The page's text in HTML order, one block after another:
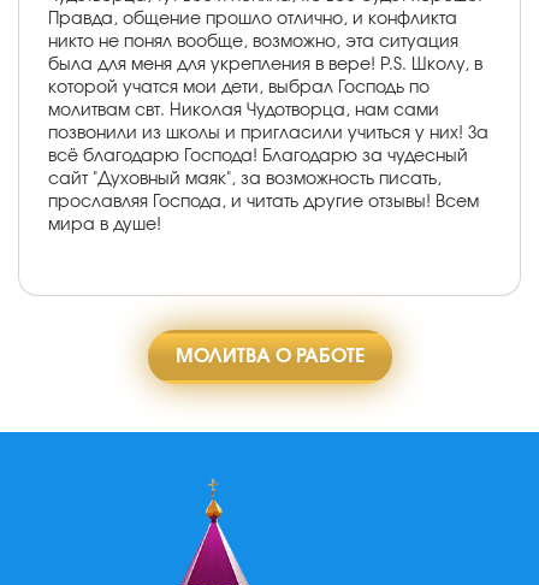
Правда, общение прошло отлично, и конфликта
никто не понял вообще, возможно, эта ситуация
была для меня для укрепления в вере! P.S. Школу, в
которой учатся мои дети, выбрал Господь по
молитвам свт. Николая Чудотворца, нам сами
позвонили из школы и пригласили учиться у них! За
всё благодарю Господа! Благодарю за чудесный
сайт "Духовный маяк", за возможность писать,
прославляя Господа, и читать другие отзывы! Всем
мира в душе!
МОЛИТВА О РАБОТЕ